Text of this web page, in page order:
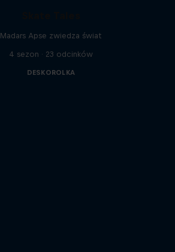
Madars Apse zwiedza świat
4 sezon · 23 odcinków
DESKOROLKA